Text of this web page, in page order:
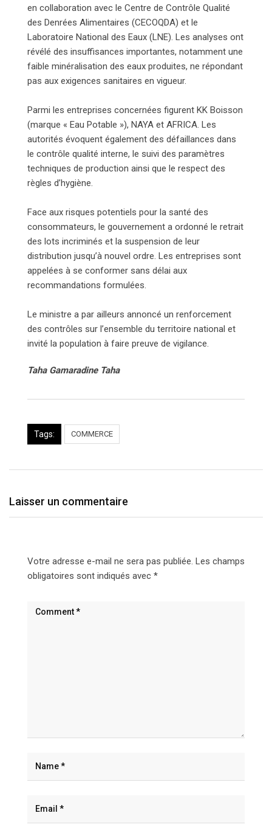
en collaboration avec le Centre de Contrôle Qualité
des Denrées Alimentaires (CECOQDA) et le
Laboratoire National des Eaux (LNE). Les analyses ont
révélé des insuffisances importantes, notamment une
faible minéralisation des eaux produites, ne répondant
pas aux exigences sanitaires en vigueur.
Parmi les entreprises concernées figurent KK Boisson
(marque « Eau Potable »), NAYA et AFRICA. Les
autorités évoquent également des défaillances dans
le contrôle qualité interne, le suivi des paramètres
techniques de production ainsi que le respect des
règles d’hygiène.
Face aux risques potentiels pour la santé des
consommateurs, le gouvernement a ordonné le retrait
des lots incriminés et la suspension de leur
distribution jusqu’à nouvel ordre. Les entreprises sont
appelées à se conformer sans délai aux
recommandations formulées.
Le ministre a par ailleurs annoncé un renforcement
des contrôles sur l’ensemble du territoire national et
invité la population à faire preuve de vigilance.
Taha Gamaradine Taha
Tags: COMMERCE
Laisser un commentaire
Votre adresse e-mail ne sera pas publiée. Les champs
obligatoires sont indiqués avec *